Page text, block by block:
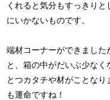
くれると気分もすっきり
にいかないものです。
端材コーナーができまし
と、箱の中がだいぶ少な
とつカタチや材がことな
も運命ですね！